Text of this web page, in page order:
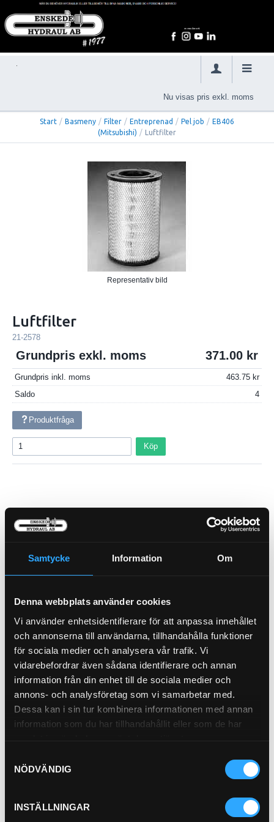
Samtycke Information Om
Denna webbplats använder cookies
Vi använder enhetsidentifierare för att anpassa innehållet
och annonserna till användarna, tillhandahålla funktioner
för sociala medier och analysera vår trafik. Vi
vidarebefordrar även sådana identifierare och annan
information från din enhet till de sociala medier och
annons- och analysföretag som vi samarbetar med.
Dessa kan i sin tur kombinera informationen med annan
information som du har tillhandahållit eller som de har
NÖDVÄNDIG
INSTÄLLNINGAR
Nu visas pris exkl. moms
Start / Basmeny / Filter / Entreprenad / Pel job / EB406
(Mitsubishi) / Luftfilter
Representativ bild
Luftfilter
21-2578
Grundpris exkl. moms 371.00
Grundpris inkl. moms
463.75
Saldo
4
Produktfråga
Köp
Oljefilter Spinon
Pris exkl. 105.00
Köp
Pris exkl. 129.00
Köp
Oljefilter Spinon